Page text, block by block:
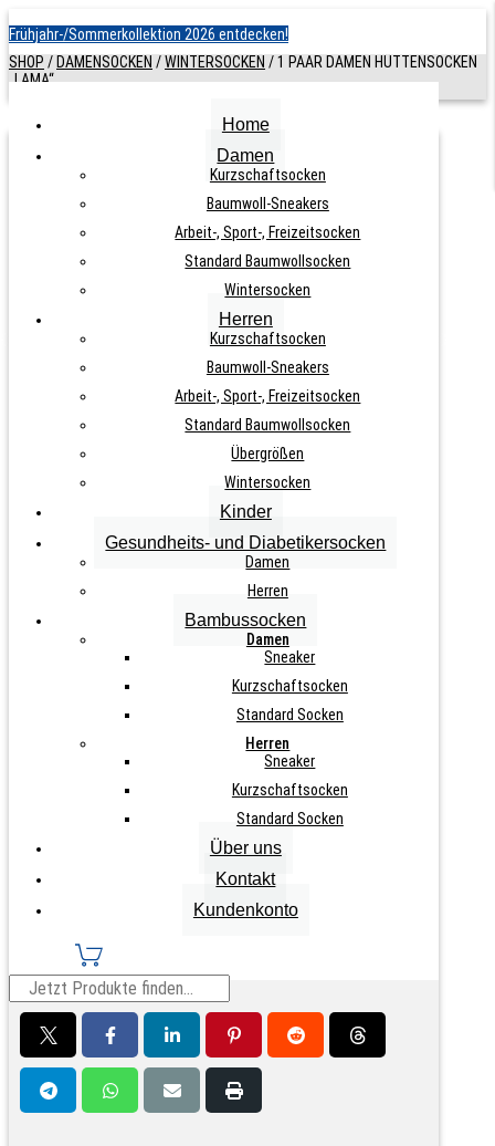
Frühjahr-/Sommerkollektion 2026 entdecken!
Home
Damen
Kurzschaftsocken
Baumwoll-Sneakers
Arbeit-, Sport-, Freizeitsocken
Standard Baumwollsocken
Wintersocken
Herren
Kurzschaftsocken
Baumwoll-Sneakers
Arbeit-, Sport-, Freizeitsocken
Standard Baumwollsocken
Übergrößen
Wintersocken
Kinder
Gesundheits- und Diabetikersocken
Damen
Herren
Bambussocken
Damen
Sneaker
Kurzschaftsocken
Standard Socken
Herren
Sneaker
Kurzschaftsocken
Standard Socken
Über uns
Kontakt
Kundenkonto
SHOP / DAMENSOCKEN /WINTERSOCKEN /1 PAAR DAMEN HÜTTENSOCKEN
„LAMA“
1 PAAR DAMEN HÜTTENSOCKEN
„LAMA“
11,90
inkl. MwSt., zzgl.
Zurücksetzen
Damen
Hüttensocken
IN DEN WARENKORB
Info zu diesem Artikel
Farbe Pink, Schwarz, Grau
mit weichem Teddyfutter
Teilen auf